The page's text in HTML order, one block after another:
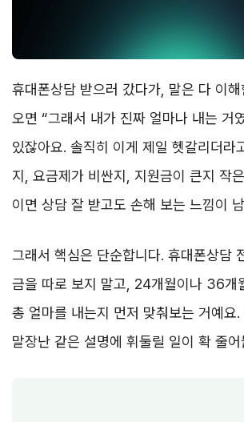
휴대폰상담 받으러 갔다가, 말은 다 이해
오면 “그래서 내가 진짜 얼마나 내는 거
있잖아요. 솔직히 이게 제일 헷갈리더라
지, 요금제가 비싼지, 지원금이 큰지 작
이면 상담 잘 받고도 손해 보는 느낌이
그래서 핵심은 단순합니다. 휴대폰상담
금을 따로 보지 말고, 24개월이나 36개
총 얼마를 내는지 먼저 맞춰보는 거예요
말장난 같은 설명에 휘둘릴 일이 확 줄어